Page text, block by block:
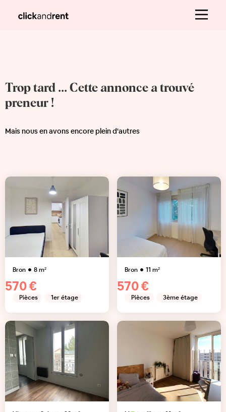
Trop tard ... Cette annonce a trouvé
preneur !
Mais nous en avons encore plein d'autres
Bron 8m²
570 €
Pièces 1er étage
Bron 11 m²
570 €
Pièces 3ème étage